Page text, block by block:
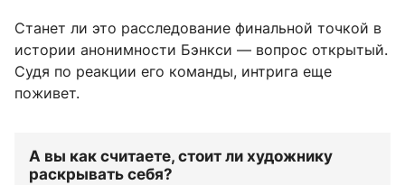
Станет ли это расследование финальной точкой в
истории анонимности Бэнкси — вопрос открытый.
Судя по реакции его команды, интрига еще
поживет.
А вы как считаете, стоит ли художнику
раскрывать себя?